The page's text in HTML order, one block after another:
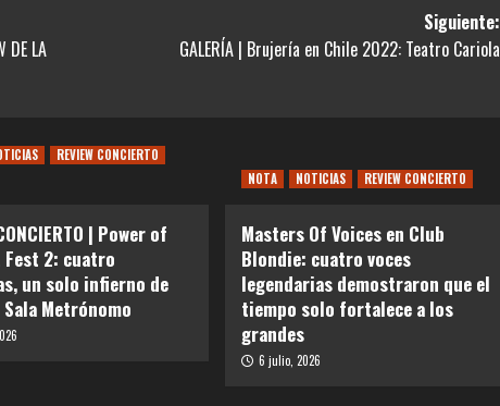
DE LA
Siguiente:
GALERÍA | Brujería en Chile 2022: Teatro Cariola
REVIEW CONCIERTO
| Power of
Fest 2: cuatro
un solo infierno de
Metrónomo
NOTA NOTICIAS REVIEW CONCIERTO
Masters Of Voices en Club
Blondie: cuatro voces
legendarias demostraron que el
tiempo solo fortalece a los
grandes
6 julio, 2026